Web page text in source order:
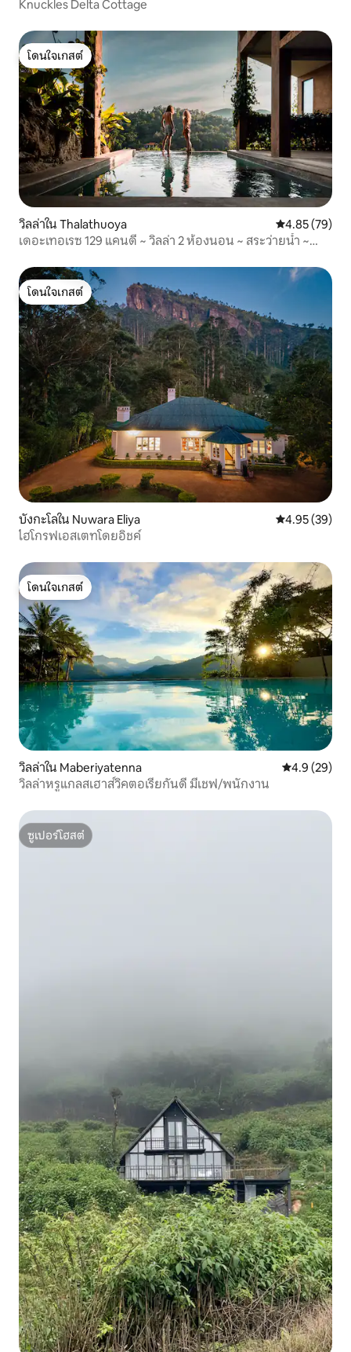
Knuckles Delta Cottage
โดนใจเกสต์
โดนใจเกสต์
วิลล่าใน Thalathuoya คะแนนเฉลี่ย
4.85 (79)
เดอะเทอเรซ 129 แคนดี้ ~ วิลล่า 2 ห้องนอน ~ สระว่ายน้ำ ~
โดนใจเกสต์
โดนใจเกสต์
บังกะโลใน Nuwara Eliya คะแนนเฉลี่ย
4.95 (39)
ไฮโกรฟเอสเตทโดยอิชค์
โดนใจเกสต์
โดนใจเกสต์
วิลล่าใน Maberiyatenna คะแนนเฉลี่ย
4.9 (29)
วิลล่าหรูแกลสเฮาส์วิคตอเรียกันดี มีเชฟ/พนักงาน
ซูเปอร์โฮสต์
ซูเปอร์โฮสต์